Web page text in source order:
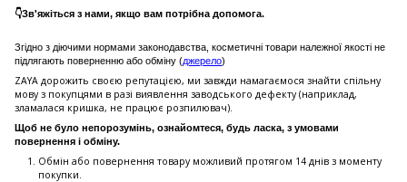
👇Зв'яжіться з нами, якщо вам потрібна допомога.
Згідно з діючими нормами законодавства, косметичні товари належної якості не
підлягають поверненню або обміну (джерело)
ZAYA дорожить своєю репутацією, ми завжди намагаємося знайти спільну
мову з покупцями в разі виявлення заводського дефекту (наприклад,
зламалася кришка, не працює розпилювач).
Щоб не було непорозумінь, ознайомтеся, будь ласка, з умовами
повернення і обміну.
Обмін або повернення товару можливий протягом 14 днів з моменту
покупки.